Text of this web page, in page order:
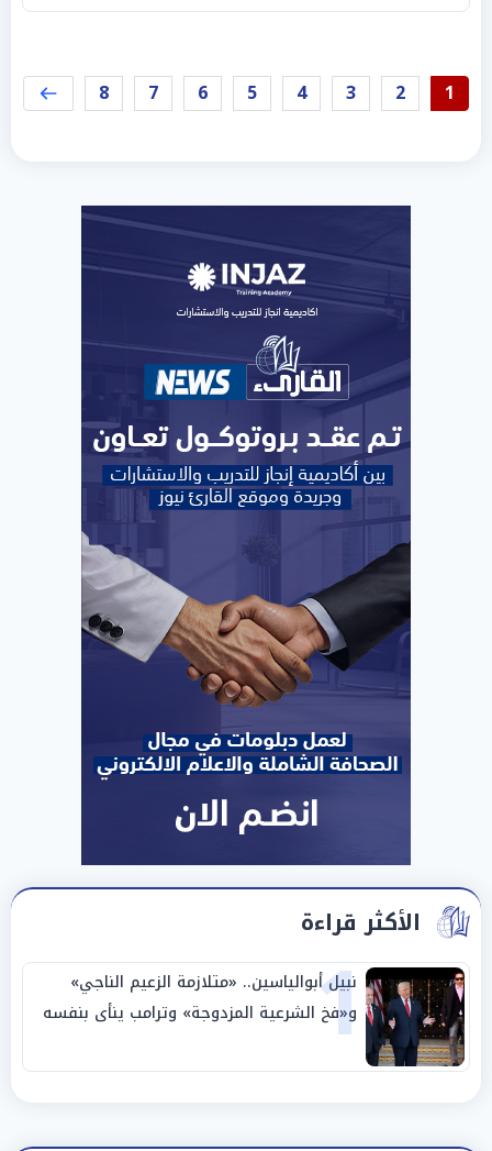
1
2
3
4
5
6
7
8
الأكثر قراءة
1
نبيل أبوالياسين.. «متلازمة الزعيم الناجي»
و«فخ الشرعية المزدوجة» وترامب ينأى بنفسه
وحليفه في «ميتم استراتيجي»